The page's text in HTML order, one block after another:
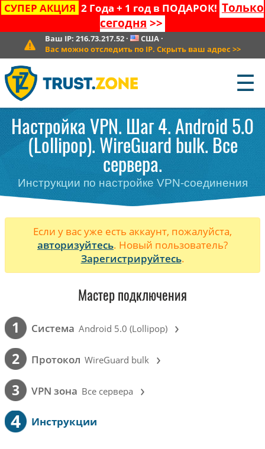
СУПЕР АКЦИЯ 2 Года + 1 год в ПОДАРОК! Только
сегодня >>
Ваш IP: 216.73.217.52· США·
Вас можно отследить по IP. Скрыть ваш адрес >>
☰
Настройка VPN. Шаг 4. Android 5.0
(Lollipop). WireGuard bulk. Все
сервера.
Инструкции по настройке VPN-соединения
Если у вас уже есть аккаунт, пожалуйста,
авторизуйтесь. Новый пользователь?
Зарегистрируйтесь.
Мастер подключения
1 Cистема Android 5.0 (Lollipop) ›
2 Протокол WireGuard bulk ›
3 VPN зона Все сервера ›
4 Инструкции